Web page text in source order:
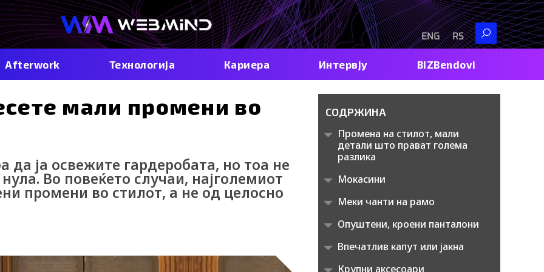
RS
ENG
Search
Afterwork Технологија Кариера Интервју BIZBendovi
мали промени во
да ја освежите гардеробата, но тоа не
Во повеќето случаи, најголемиот
промени во стилот, а не од целосно
СОДРЖИНА
Промена на стилот, мали
детали што прават голема
разлика
Мокасини
Меки чанти на рамо
Опуштени, кроени панталони
Впечатлив капут или јакна
Крупни аксесоари